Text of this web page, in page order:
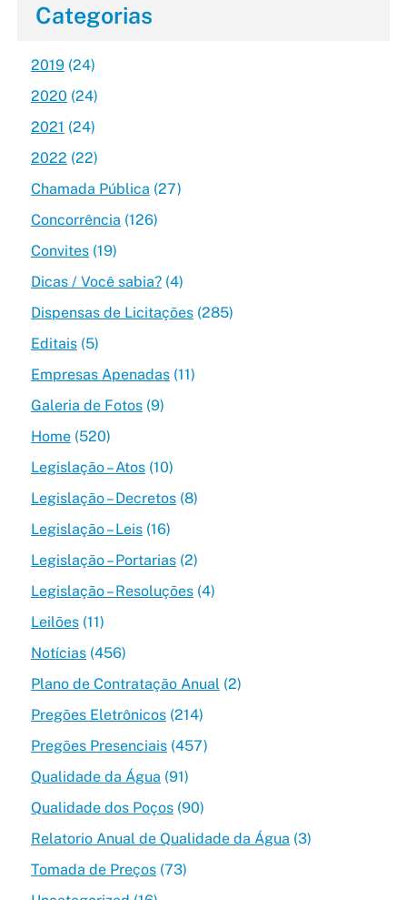
Categorias
2019(24)
2020 (24)
2021 (24)
2022 (22)
Chamada Pública (27)
Concorrência (126)
Convites(19)
Dicas / Você sabia?(4)
Dispensas de Licitações(285)
Editais(5)
Empresas Apenadas(11)
Galeria de Fotos(9)
Home(520)
Legislação – Atos(10)
Legislação – Decretos(8)
Legislação – Leis(16)
Legislação – Portarias(2)
Legislação – Resoluções(4)
Leilões(11)
Notícias(456)
Plano de Contratação Anual (2)
Pregões Eletrônicos(214)
Pregões Presenciais(457)
Qualidade da Água (91)
Qualidade dos Poços(90)
Relatorio Anual de Qualidade da Água (3)
Tomada de Preços(73)